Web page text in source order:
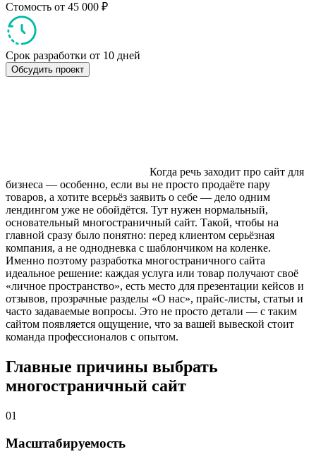
Стомость от 45 000 ₽
Срок разработки от 10 дней
Обсудить проект
Когда речь заходит про сайт для
бизнеса — особенно, если вы не просто продаёте пару
товаров, а хотите всерьёз заявить о себе — дело одним
лендингом уже не обойдётся. Тут нужен нормальный,
основательный многостраничный сайт. Такой, чтобы на
главной сразу было понятно: перед клиентом серьёзная
компания, а не однодневка с шаблончиком на коленке.
Именно поэтому разработка многостраничного сайта
идеальное решение: каждая услуга или товар получают своё
«личное пространство», есть место для презентации кейсов и
отзывов, прозрачные разделы «О нас», прайс-листы, статьи и
часто задаваемые вопросы. Это не просто детали — с таким
сайтом появляется ощущение, что за вашей вывеской стоит
команда профессионалов с опытом.
Главные причины выбрать
многостраничный сайт
01
Масштабируемость